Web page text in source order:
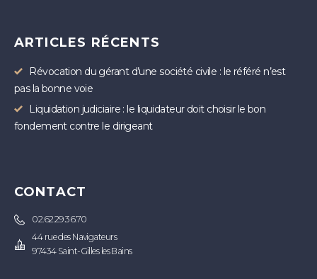
ARTICLES RÉCENTS
Révocation du gérant d’une société civile : le référé n’est
pas la bonne voie
Liquidation judiciaire : le liquidateur doit choisir le bon
fondement contre le dirigeant
CONTACT
02.62.29.36.70
44 rue des Navigateurs
97434 Saint-Gilles les Bains